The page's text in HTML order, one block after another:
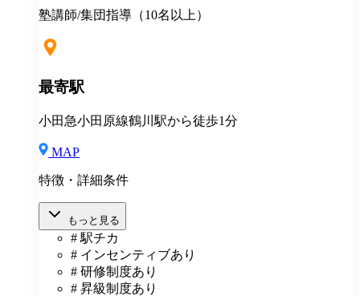
入社祝金（最大40万円支給） ★地方からの上京入社、
伴う場合 住居の斡旋 引越し費用一部補助（25万円～35
塾講師/集団指導（10名以上）
最寄駅
小田急小田原線鶴川駅から徒歩1分
MAP
特徴・詳細条件
もっと見る
# 駅チカ
# インセンティブあり
# 研修制度あり
# 昇級制度あり